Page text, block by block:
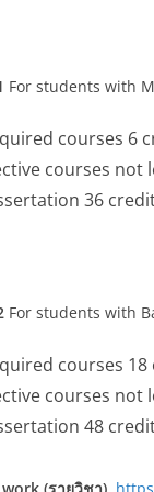
For students with
courses 6
courses not
36
For students with
courses 18
courses not
48